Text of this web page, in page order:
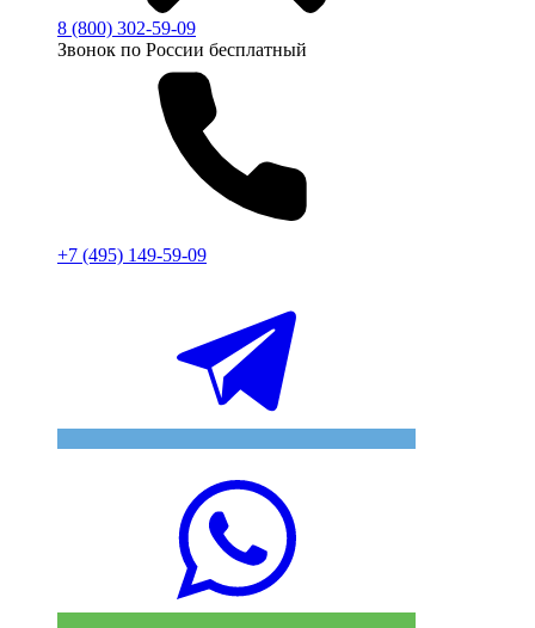
8 (800) 302-59-09
Звонок по России бесплатный
+7 (495) 149-59-09